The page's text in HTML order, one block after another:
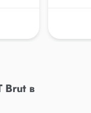
Brut в